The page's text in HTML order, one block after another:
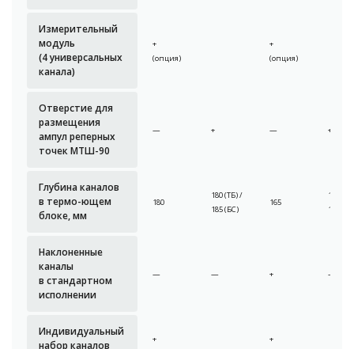
Измерительный
модуль
(4 универсальных
канала)
+
(опция)
+
(опция)
Отверстие для
размещения
ампул реперных
точек МТШ-90
— + — +
Глубина каналов
в термо-ющем
блоке, мм
180
180 (ТБ) /
185 (БС)
165
165
170
Наклоненные
каналы
в стандартном
исполнении
— — + —
Индивидуальный
набор каналов
+
+